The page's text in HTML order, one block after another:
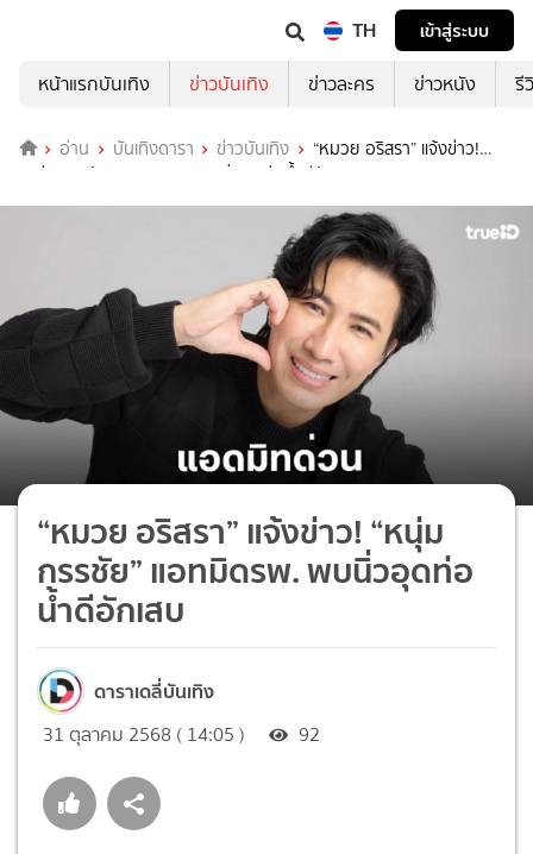
TH
เข้าสู่ระบบ
หน้าแรกบันเทิง
ข่าวบันเทิง ข่าวละคร ข่าวหนัง รี
อ่าน บันเทิงดารา ข่าวบันเทิง
“หมวย อริสรา” แจ้งข่าว!
“หนุ่ม กรรชัย” แอทมิดรพ. พบนิ่วอุดท่อน้ำดีอักเสบ
“หมวย อริสรา” แจ้งข่าว! “หนุ่ม
กรรชัย” แอทมิดรพ. พบนิ่วอุดท่อ
น้ำดีอักเสบ
ดาราเดลี่บันเทิง
31 ตุลาคม 2568 ( 14:05 ) 92